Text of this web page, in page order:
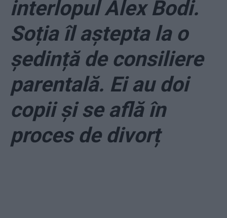
interlopul Alex Bodi.
Soția îl aștepta la o
ședință de consiliere
parentală. Ei au doi
copii și se află în
proces de divorț